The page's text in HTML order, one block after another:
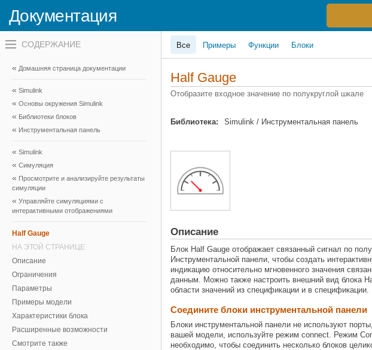
Документация
Переключатель
навигационного
вне
холста
навигационного
меню
холста
Домашняя страница документации
Simulink
Основы окружения Simulink
Библиотеки блоков
Инструментальная панель
Simulink
Симуляция
Просмотрите и анализируйте результаты
симуляции
Управляйте симуляциями с
интерактивными отображениями
Half Gauge
НА ЭТОЙ СТРАНИЦЕ
Описание
Ограничения
Параметры
Примеры модели
Характеристики блока
Расширенные возможности
Смотрите также
Все Примеры Функции Блоки
Half Gauge
Отобразите входное значение по полукруглой шкале
Библиотека: Simulink / Инструментальная панель
Описание
Блок Half Gauge отображает связанный сигнал по
Инструментальной панели, чтобы создать
индикацию относительно мгновенного значения
данным. Можно также настроить внешний вид блока
области значений из спецификации и в спецификации.
Соедините блоки инструментальной панели
Блоки инструментальной панели не используют
вашей модели, используйте режим connect. Режим
необходимо, чтобы соединить несколько блоков